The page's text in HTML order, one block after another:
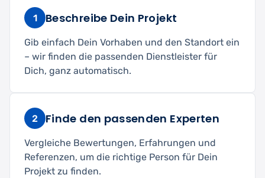
1 Beschreibe Dein Projekt
Gib einfach Dein Vorhaben und den Standort ein
– wir finden die passenden Dienstleister für
Dich, ganz automatisch.
2 Finde den passenden Experten
Vergleiche Bewertungen, Erfahrungen und
Referenzen, um die richtige Person für Dein
Projekt zu finden.